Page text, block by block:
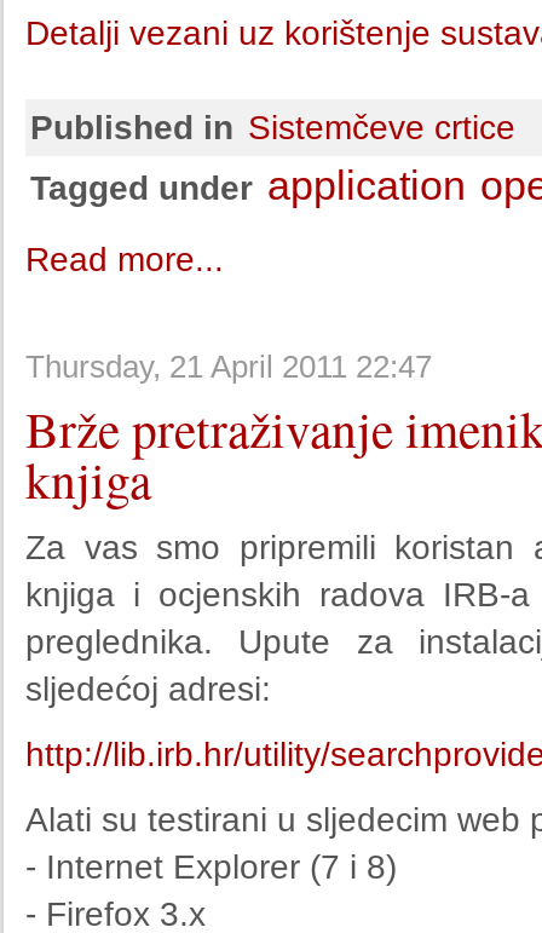
Detalji vezani uz korištenje
Published in Sistemčeve crtice
Tagged under application
Read more...
Thursday, 21 April 2011 22:47
Brže pretraživanje
knjiga
Za vas smo pripremili koristan
knjiga i ocjenskih radova IRB-
preglednika. Upute za
sljedećoj adresi:
http://lib.irb.hr/utility/
Alati su testirani u sljedecim web
- Internet Explorer (7 i 8)
- Firefox 3.x